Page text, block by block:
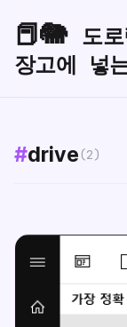
📕🐘 도
장고에 넣
#drive (2)